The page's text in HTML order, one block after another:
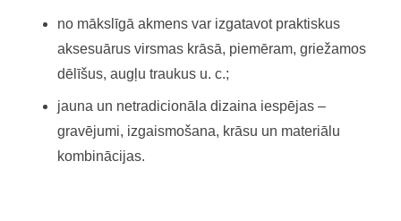
no mākslīgā akmens var izgatavot praktiskus
aksesuārus virsmas krāsā, piemēram, griežamos
dēlīšus, augļu traukus u. c.;
jauna un netradicionāla dizaina iespējas –
gravējumi, izgaismošana, krāsu un materiālu
kombinācijas.